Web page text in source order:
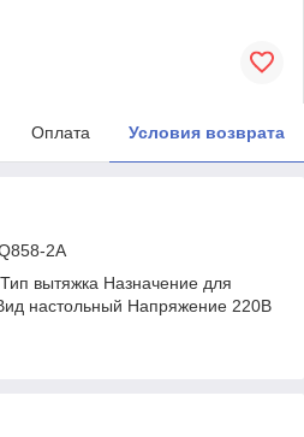
Оплата Условия возврата
2A
вытяжка Назначение для
настольный Напряжение 220В